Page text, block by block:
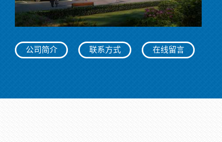
公司简介 联系方式 在线留言